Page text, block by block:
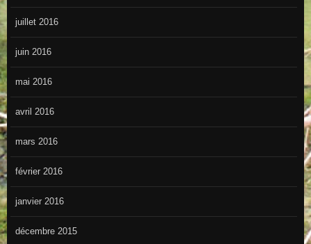
juillet 2016
juin 2016
mai 2016
avril 2016
mars 2016
février 2016
janvier 2016
décembre 2015